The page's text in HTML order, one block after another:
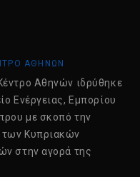
ΑΘΗΝΩΝ
Αθηνών ιδρύθηκε
Ενέργειας, Εμπορίου
με σκοπό την
Κυπριακών
στην αγορά της